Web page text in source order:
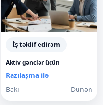
İş təklif edirəm
Aktiv gənclər üçün
Razılaşma ilə
Bakı
Dünən